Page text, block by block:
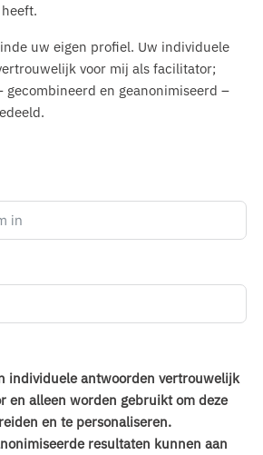
uw eigen profiel. Uw individuele
voor mij als facilitator;
gecombineerd en geanonimiseerd –
individuele antwoorden vertrouwelijk
en alleen worden gebruikt om deze
en te personaliseren.
resultaten kunnen aan